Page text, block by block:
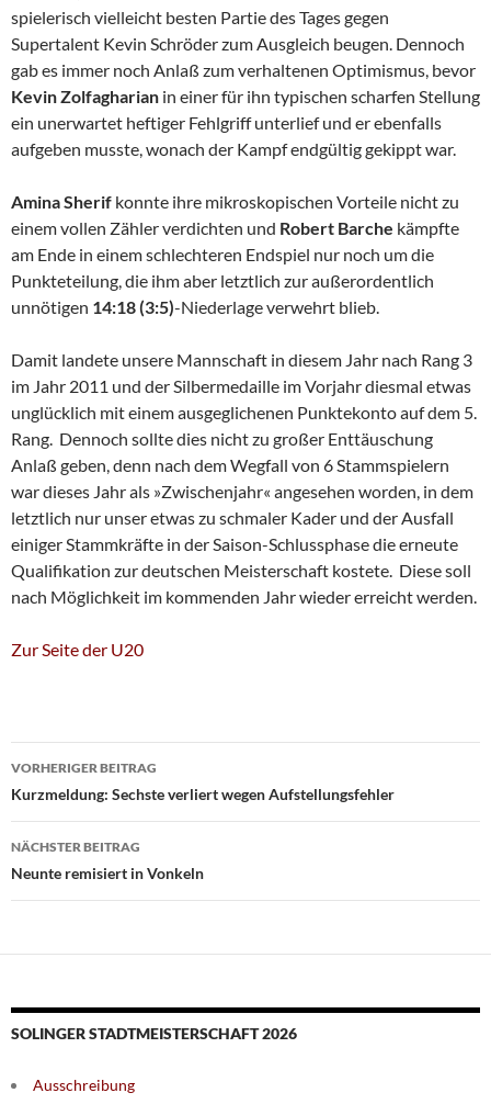
spielerisch vielleicht besten Partie des Tages gegen
Supertalent Kevin Schröder zum Ausgleich beugen. Dennoch
gab es immer noch Anlaß zum verhaltenen Optimismus, bevor
Kevin Zolfagharian in einer für ihn typischen scharfen Stellung
ein unerwartet heftiger Fehlgriff unterlief und er ebenfalls
aufgeben musste, wonach der Kampf endgültig gekippt war.
Amina Sherif konnte ihre mikroskopischen Vorteile nicht zu
einem vollen Zähler verdichten und Robert Barche kämpfte
am Ende in einem schlechteren Endspiel nur noch um die
Punkteteilung, die ihm aber letztlich zur außerordentlich
unnötigen 14:18 (3:5)-Niederlage verwehrt blieb.
Damit landete unsere Mannschaft in diesem Jahr nach Rang 3
im Jahr 2011 und der Silbermedaille im Vorjahr diesmal etwas
unglücklich mit einem ausgeglichenen Punktekonto auf dem 5.
Rang. Dennoch sollte dies nicht zu großer Enttäuschung
Anlaß geben, denn nach dem Wegfall von 6 Stammspielern
war dieses Jahr als »Zwischenjahr« angesehen worden, in dem
letztlich nur unser etwas zu schmaler Kader und der Ausfall
einiger Stammkräfte in der Saison-Schlussphase die erneute
Qualifikation zur deutschen Meisterschaft kostete. Diese soll
nach Möglichkeit im kommenden Jahr wieder erreicht werden.
Zur Seite der U20
Beitragsnavigation
VORHERIGER BEITRAG
Kurzmeldung: Sechste verliert wegen Aufstellungsfehler
NÄCHSTER BEITRAG
Neunte remisiert in Vonkeln
SOLINGER STADTMEISTERSCHAFT 2026
Ausschreibung